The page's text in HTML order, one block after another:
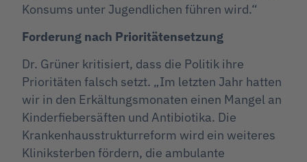
Konsums unter Jugendlichen führen wird.“
Forderung nach Prioritätensetzung
Dr. Grüner kritisiert, dass die Politik ihre
Prioritäten falsch setzt. „Im letzten Jahr hatten
wir in den Erkältungsmonaten einen Mangel an
Kinderfiebersäften und Antibiotika. Die
Krankenhausstrukturreform wird ein weiteres
Kliniksterben fördern, die ambulante